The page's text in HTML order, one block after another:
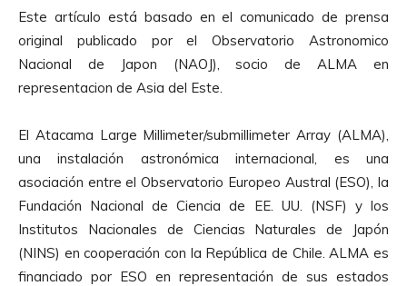
Este artículo está basado en el comunicado de prensa
original publicado por el Observatorio Astronomico
Nacional de Japon (NAOJ), socio de ALMA en
representacion de Asia del Este.
El Atacama Large Millimeter/submillimeter Array (ALMA),
una instalación astronómica internacional, es una
asociación entre el Observatorio Europeo Austral (ESO), la
Fundación Nacional de Ciencia de EE. UU. (NSF) y los
Institutos Nacionales de Ciencias Naturales de Japón
(NINS) en cooperación con la República de Chile. ALMA es
financiado por ESO en representación de sus estados